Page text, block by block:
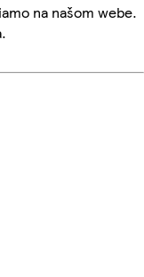
na našom webe.